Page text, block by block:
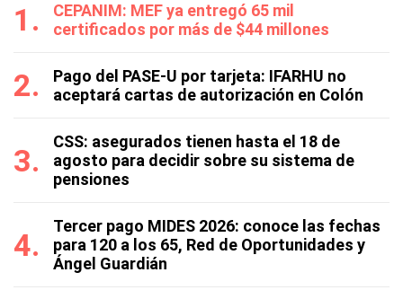
CEPANIM: MEF ya entregó 65 mil
certificados por más de $44 millones
Pago del PASE-U por tarjeta: IFARHU no
aceptará cartas de autorización en Colón
CSS: asegurados tienen hasta el 18 de
agosto para decidir sobre su sistema de
pensiones
Tercer pago MIDES 2026: conoce las fechas
para 120 a los 65, Red de Oportunidades y
Ángel Guardián